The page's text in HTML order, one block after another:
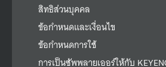
สิทธิส่วนบุคคล
ข้อกำหนดและเงื่อนไข
ข้อกำหนดการใช้
การเป็นซัพพลายเออร์ให้กับ